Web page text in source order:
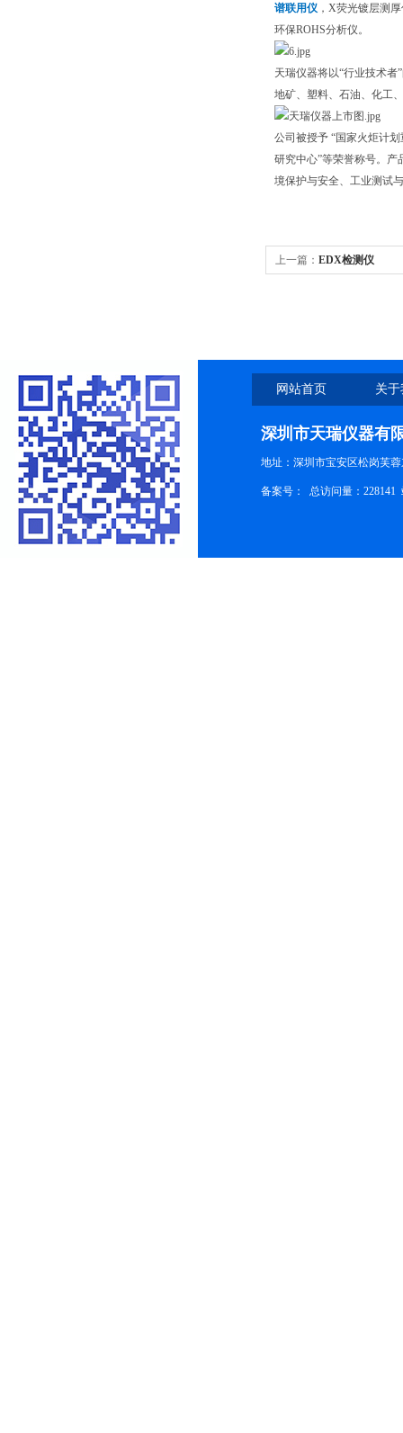
谱联用仪 ，X荧光镀层测
环保ROHS分析仪。
天瑞仪器将以“行业技术
地矿、塑料、石油、化工
公司被授予 “国家火炬计
研究中心”等荣誉称号。产
境保护与安全、工业测试
上一篇： EDX检测仪
网站首页 关
深圳市天瑞仪器有
地址：深圳市宝安区松岗芙
备案号： 总访问量：228141